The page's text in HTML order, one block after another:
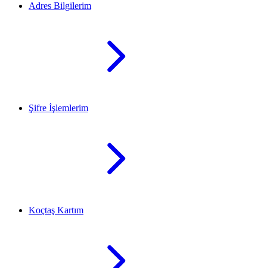
Adres Bilgilerim
Şifre İşlemlerim
Koçtaş Kartım